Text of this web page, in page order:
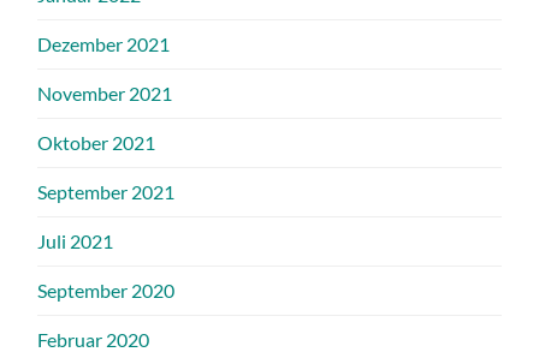
Dezember 2021
November 2021
Oktober 2021
September 2021
Juli 2021
September 2020
Februar 2020